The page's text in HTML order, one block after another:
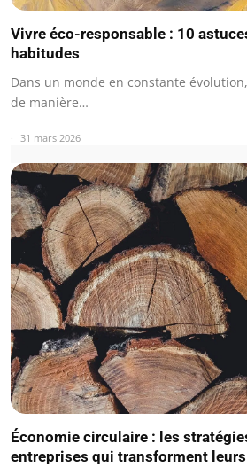
Vivre éco-responsable : 10
habitudes
Dans un monde en constante
de manière…
31 mars 2026
Économie circulaire : les
entreprises qui transforment